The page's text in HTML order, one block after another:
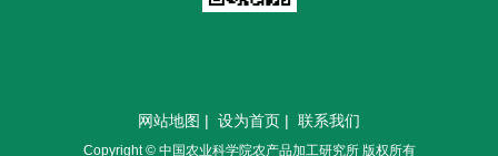
网站地图 | 设为首页 | 联系我们
Copyright © 中国农业科学院农产品加工研究所 版权所有